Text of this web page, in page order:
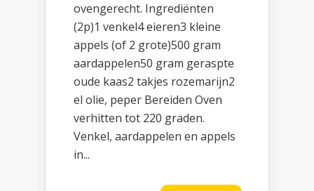
ovengerecht. Ingrediënten
(2p)1 venkel4 eieren3 kleine
appels (of 2 grote)500 gram
aardappelen50 gram geraspte
oude kaas2 takjes rozemarijn2
el olie, peper Bereiden Oven
verhitten tot 220 graden.
Venkel, aardappelen en appels
in...